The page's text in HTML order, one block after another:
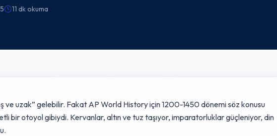
11 dk okuma
ve uzak” gelebilir. Fakat AP World History için 1200-1450 dönemi söz konusu
bir otoyol gibiydi. Kervanlar, altın ve tuz taşıyor, imparatorluklar güçleniyor, din